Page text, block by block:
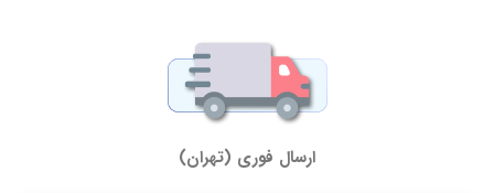
ارسال فوری (تهران)